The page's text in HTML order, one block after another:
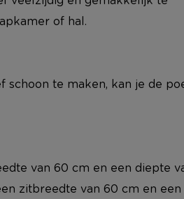
of hal.
schoon te maken, kan je de
van 60 cm en een diepte
zitbreedte van 60 cm en een